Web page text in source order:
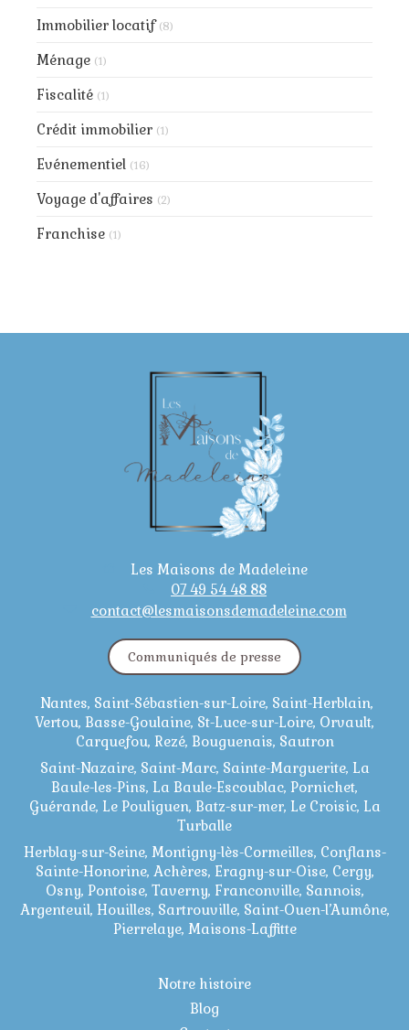
Immobilier locatif (8)
Ménage (1)
Fiscalité (1)
Crédit immobilier (1)
Evénementiel (16)
Voyage d'affaires (2)
Franchise (1)
Les Maisons de Madeleine
07 49 54 48 88
contact@lesmaisonsdemadeleine.com
Communiqués de presse
Nantes, Saint-Sébastien-sur-Loire, Saint-Herblain,
Vertou, Basse-Goulaine, St-Luce-sur-Loire, Orvault,
Carquefou, Rezé, Bouguenais, Sautron
Saint-Nazaire, Saint-Marc, Sainte-Marguerite, La
Baule-les-Pins, La Baule-Escoublac, Pornichet,
Guérande, Le Pouliguen, Batz-sur-mer, Le Croisic, La
Turballe
Herblay-sur-Seine, Montigny-lès-Cormeilles, Conflans-
Sainte-Honorine, Achères, Eragny-sur-Oise, Cergy,
Osny, Pontoise, Taverny, Franconville, Sannois,
Argenteuil, Houilles, Sartrouville, Saint-Ouen-l’Aumône,
Pierrelaye, Maisons-Laffitte
Notre histoire
Blog